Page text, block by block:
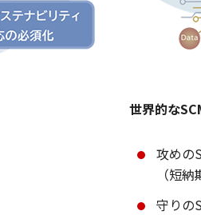
世界的な
攻めの
（短
守りの